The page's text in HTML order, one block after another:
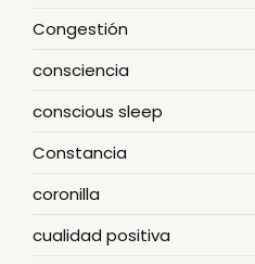
Congestión
consciencia
conscious sleep
Constancia
coronilla
cualidad positiva